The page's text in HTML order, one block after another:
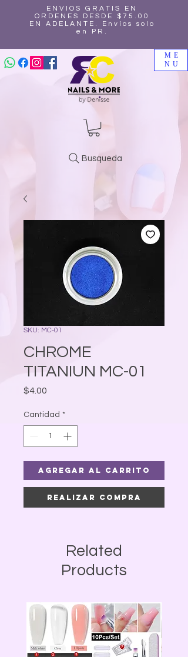
ENVIOS GRATIS EN
ORDENES DESDE $75.00
EN ADELANTE. Envíos solo
en PR.
ME
NU
Busqueda
SKU: MC-01
CHROME
TITANIUN MC-01
$4.00
Cantidad *
Agregar al carrito
Realizar compra
Related
Products